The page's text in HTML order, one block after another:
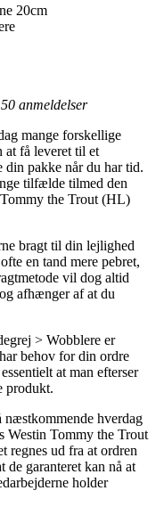
20cm
50 anmeldelser
mange forskellige
at få leveret til et
din pakke når du har tid.
tilfælde tilmed den
the Trout (HL)
bragt til din lejlighed
en tand mere pebret,
vil dog altid
afhænger af at du
> Wobblere er
behov for din ordre
at man efterser
produkt.
hverdag
Westin Tommy the Trout
regnes ud fra at ordren
garanteret kan nå at
holder